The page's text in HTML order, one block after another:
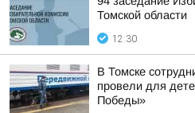
Томской области
12:30
В Томске
провели для
Победы»